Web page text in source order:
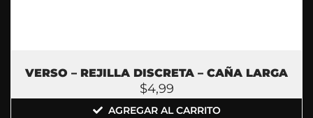
VERSO – REJILLA DISCRETA – CAÑA LARGA
$4,99
AGREGAR AL CARRITO